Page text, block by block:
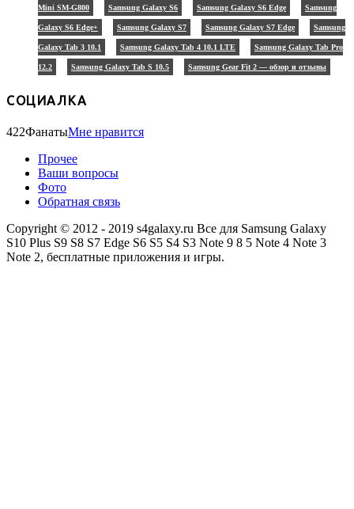
Mini SM-G800 Samsung Galaxy S6 Samsung Galaxy S6 Edge Samsung
Galaxy S6 Edge+ Samsung Galaxy S7 Samsung Galaxy S7 Edge Samsung
Galaxy Tab 3 10.1 Samsung Galaxy Tab 4 10.1 LTE Samsung Galaxy Tab Pro
12.2 Samsung Galaxy Tab S 10.5 Samsung Gear Fit 2 — обзор и отзывы
СОЦИАЛКА
422ФанатыМне нравится
Прочее
Ваши вопросы
Фото
Обратная связь
Copyright © 2012 - 2019 s4galaxy.ru Все для Samsung Galaxy
S10 Plus S9 S8 S7 Edge S6 S5 S4 S3 Note 9 8 5 Note 4 Note 3
Note 2, бесплатные приложения и игры.